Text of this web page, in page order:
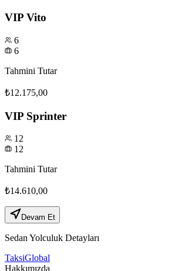
VIP Vito
6
6
Tahmini Tutar
₺12.175,00
VIP Sprinter
12
12
Tahmini Tutar
₺14.610,00
Devam Et
Sedan Yolculuk Detayları
TaksiGlobal
Hakkımızda